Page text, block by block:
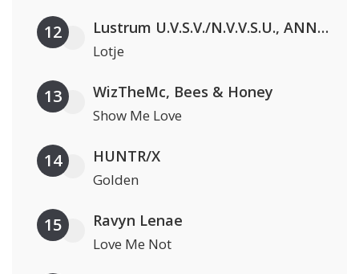
12 Lustrum U.V.S.V./N.V.V.S.U., ANNO ONS, Jopke van Dobbenburgh & Roeland Beelen
Lotje
13 WizTheMc, Bees & Honey
Show Me Love
14 HUNTR/X
Golden
15 Ravyn Lenae
Love Me Not